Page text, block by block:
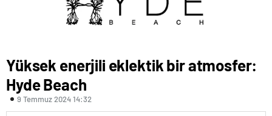
Yüksek enerjili eklektik bir atmosfer:
Hyde Beach
9 Temmuz 2024 14:32